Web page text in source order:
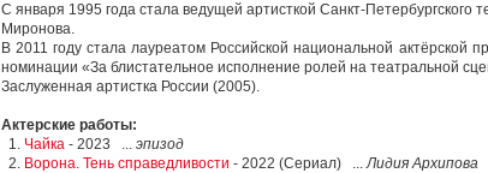
С января 1995 года стала ведущей артисткой Санкт-Петербургского
Миронова.
В 2011 году стала лауреатом Российской национальной
номинации «За блистательное исполнение ролей на театральной
Заслуженная артистка России (2005).
Актерские работы:
1. Чайка - 2023 ... эпизод
2. Ворона. Тень справедливости - 2022 (Сериал) ...Лидия Архипова